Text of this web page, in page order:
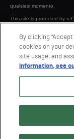
qualsiasi momento.
This site is protected by
©
By clicking
cookies on your
site usage, and
information, see